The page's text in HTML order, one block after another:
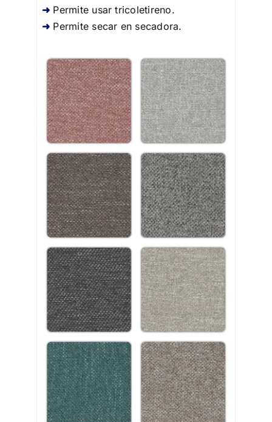
Permite usar tricoletireno.
Permite secar en secadora.